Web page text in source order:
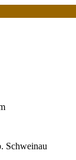
Schweinau